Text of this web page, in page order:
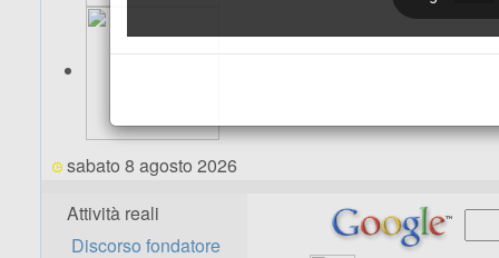
sabato 8 agosto 2026
Attività reali
Discorso fondatore